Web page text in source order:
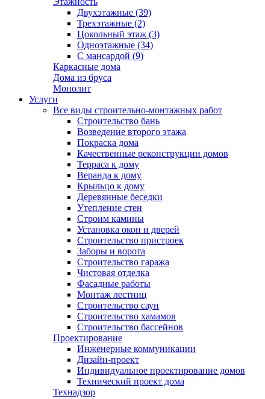
Двухэтажные (39)
Трехэтажные (2)
Цокольный этаж (3)
Одноэтажные (34)
С мансардой (9)
Каркасные дома
Дома из бруса
Монолит
Услуги
Все виды строительно-монтажных работ
Строительство бань
Возведение второго этажа
Покраска дома
Качественные реконструкции домов
Терраса к дому
Веранда к дому
Крыльцо к дому
Деревянные беседки
Утепление стен
Строим камины
Установка окон и дверей
Строительство пристроек
Заборы и ворота
Строительство гаража
Чистовая отделка
Фасадные работы
Монтаж лестниц
Строительство саун
Строительство хамамов
Строительство бассейнов
Проектирование
Инженерные коммуникации
Дизайн-проект
Индивидуальное проектирование домов
Технический проект дома
Технадзор